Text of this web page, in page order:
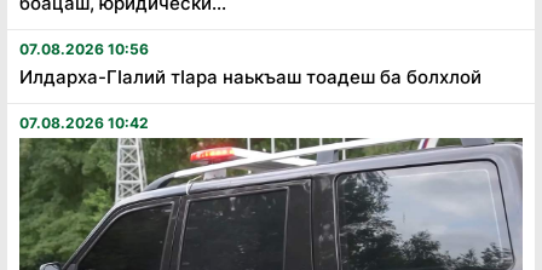
07.08.2026 10:56
Илдарха-Гӏалий тӏара наькъаш тоадеш ба болхлой
07.08.2026 10:42